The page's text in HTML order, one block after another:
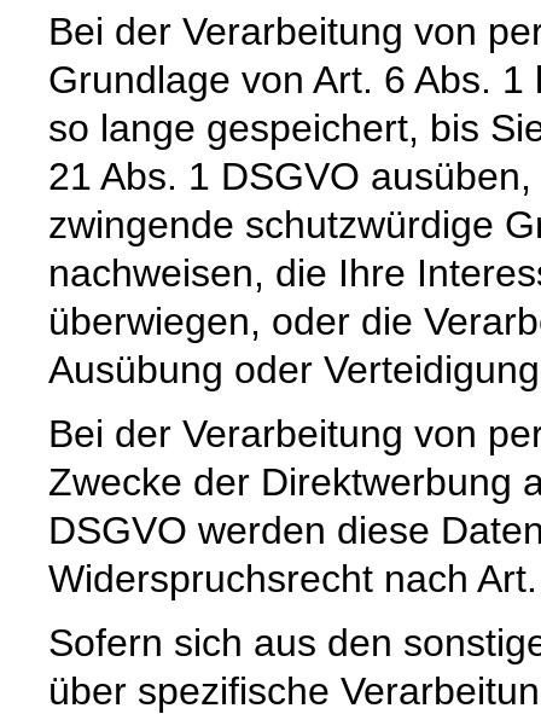
Bei der Verarbeitung von
Grundlage von Art. 6 Abs.
so lange gespeichert, bis
21 Abs. 1 DSGVO
zwingende schutzwürdige
nachweisen, die Ihre
überwiegen, oder die
Ausübung oder
Bei der Verarbeitung von
Zwecke der Direktwerbung
DSGVO werden diese
Widerspruchsrecht nach
Sofern sich aus den
über spezifische